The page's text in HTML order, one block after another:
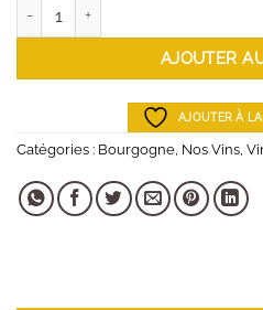
AJOUTER
AJOUTER À
Catégories : Bourgogne, Nos Vins,